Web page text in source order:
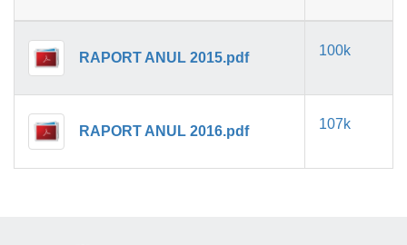
RAPORT ANUL 2015.pdf 100k
RAPORT ANUL 2016.pdf 107k